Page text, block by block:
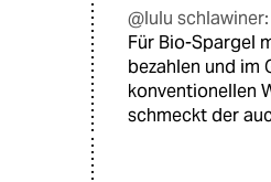
@lulu schlawiner:
Für Bio-Spargel
bezahlen und im
konventionellen
schmeckt der